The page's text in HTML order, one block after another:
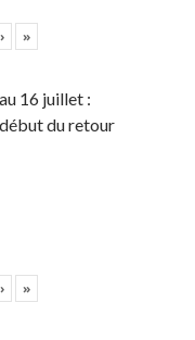
› »
16 juillet :
du retour
› »